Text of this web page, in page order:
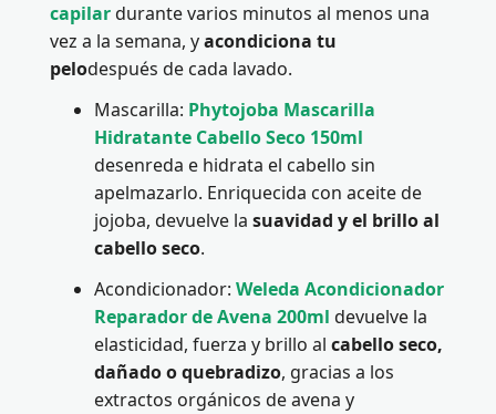
capilardurante varios minutos al menos una
vez a la semana, yacondiciona tu
pelodespués de cada lavado.
Mascarilla: Phytojoba Mascarilla
Hidratante Cabello Seco 150ml
desenreda e hidrata el cabello sin
apelmazarlo. Enriquecida con aceite de
jojoba, devuelve la suavidad y el brillo al
cabello seco.
Acondicionador: Weleda Acondicionador
Reparador de Avena 200ml devuelve la
elasticidad, fuerza y brillo al cabello seco,
dañado o quebradizo, gracias a los
extractos orgánicos de avena y